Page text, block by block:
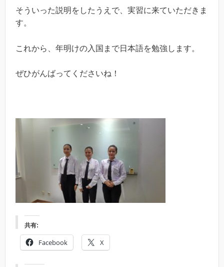
そういった説明をしたうえで、実習に来ていただきま
す。
これから、年明けの入国まで日本語を勉強します。
ぜひがんばってくださいね！
共有:
Facebook X